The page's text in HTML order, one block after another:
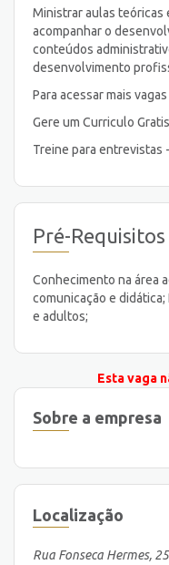
Ministrar aulas teóricas
acompanhar o
conteúdos
desenvolvimento
Para acessar mais
Gere um Curriculo
Treine para entrevistas -
Pré-Requisitos
Conhecimento na área
comunicação e
e adultos;
Esta vaga
Sobre a empresa
Localização
Rua Fonseca Hermes,